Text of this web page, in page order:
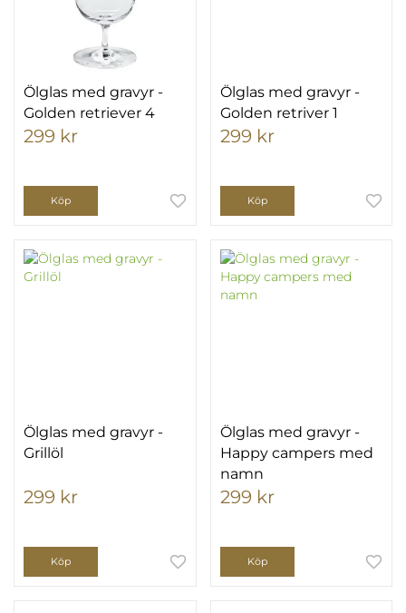
Ölglas med gravyr -
Golden retriever 4
299 kr
Köp
Ölglas med gravyr -
Golden retriver 1
299 kr
Köp
Ölglas med gravyr -
Grillöl
299 kr
Köp
Ölglas med gravyr -
Happy campers med
namn
299 kr
Köp